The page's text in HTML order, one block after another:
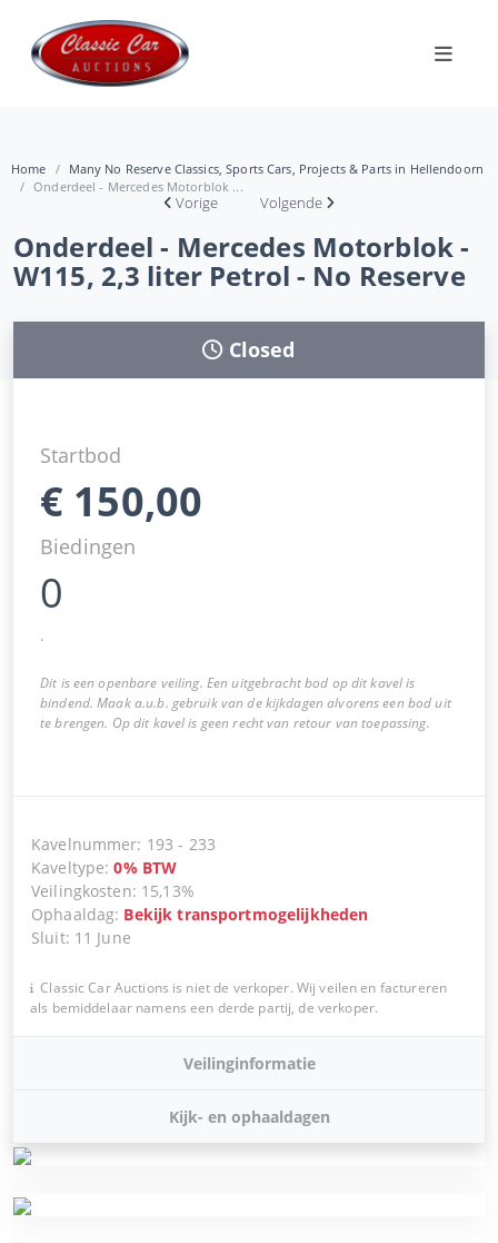
Home
Many No Reserve Classics, Sports Cars, Projects & Parts in Hellendoorn
Onderdeel - Mercedes Motorblok ...
Vorige Volgende
Onderdeel - Mercedes Motorblok -
W115, 2,3 liter Petrol - No Reserve
Closed
Startbod
€ 150,00
Biedingen
0
.
Dit is een openbare veiling. Een uitgebracht bod op dit kavel is
bindend. Maak a.u.b. gebruik van de kijkdagen alvorens een bod uit
te brengen. Op dit kavel is geen recht van retour van toepassing.
Kavelnummer: 193 - 233
Kaveltype:0% BTW
Veilingkosten: 15,13%
Ophaaldag: Bekijk transportmogelijkheden
Sluit: 11 June
Classic Car Auctions is niet de verkoper. Wij veilen en factureren
als bemiddelaar namens een derde partij, de verkoper.
Veilinginformatie
Kijk- en ophaaldagen